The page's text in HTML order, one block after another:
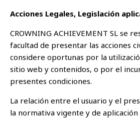
Acciones Legales, Legislación
CROWNING ACHIEVEMENT SL se
facultad de presentar las acciones
considere oportunas por la
sitio web y contenidos, o por el
presentes condiciones.
La relación entre el usuario y el
la normativa vigente y de